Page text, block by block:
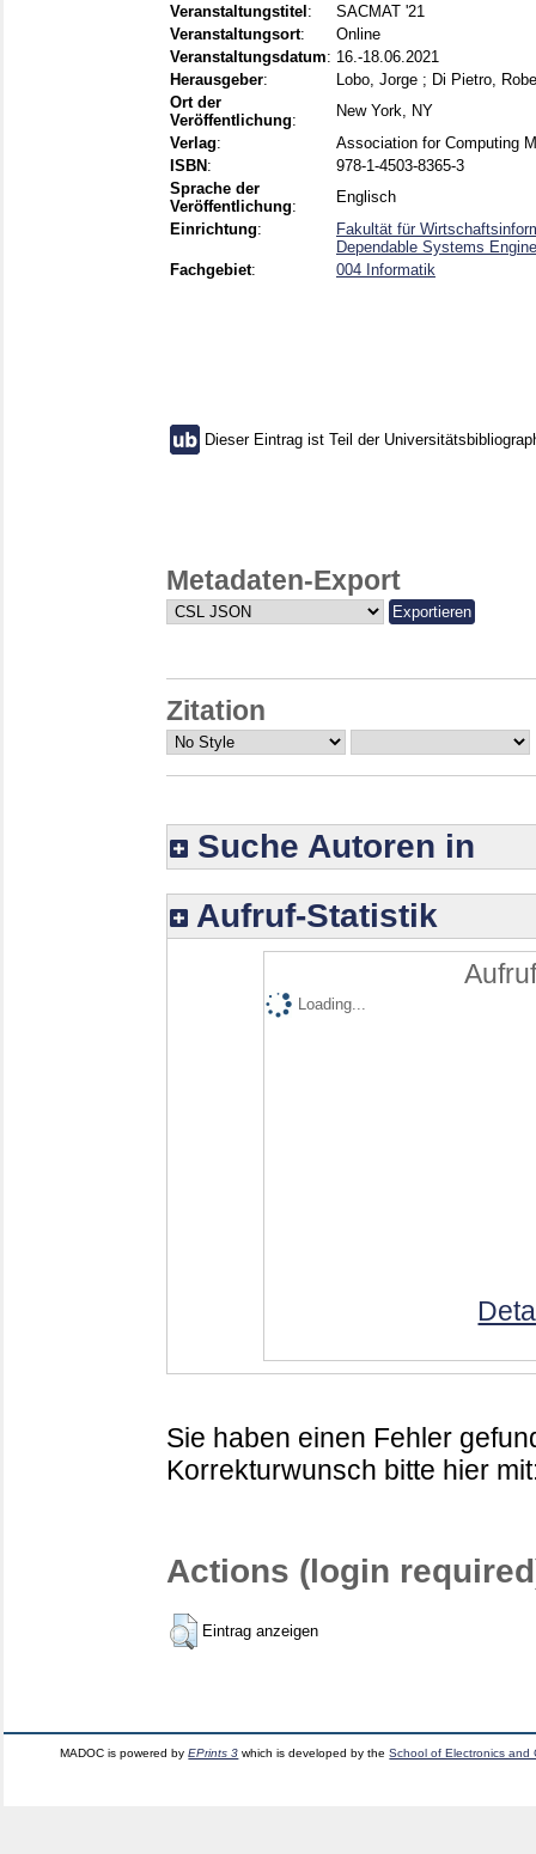
Veranstaltungstitel :
SACMAT '21
Veranstaltungsort:
Online
Veranstaltungsdatum: 16.-18.06.2021
Herausgeber: Lobo, Jorge ; Di Pietro,
Ort der
Veröffentlichung:
New York, NY
Verlag:
Association for Computing
ISBN :
978-1-4503-8365-3
Sprache der
Veröffentlichung:
Englisch
Einrichtung:
Fakultät für
Dependable Systems
Fachgebiet: 004 Informatik
Dieser Eintrag ist Teil der
Metadaten-Export
Zitation
Suche Autoren in
Aufruf-Statistik
Loading...
Sie haben einen Fehler
Korrekturwunsch bitte hier
Actions (login
Eintrag anzeigen
MADOC is powered byEPrints 3 which is developed by theSchool of Electronics and